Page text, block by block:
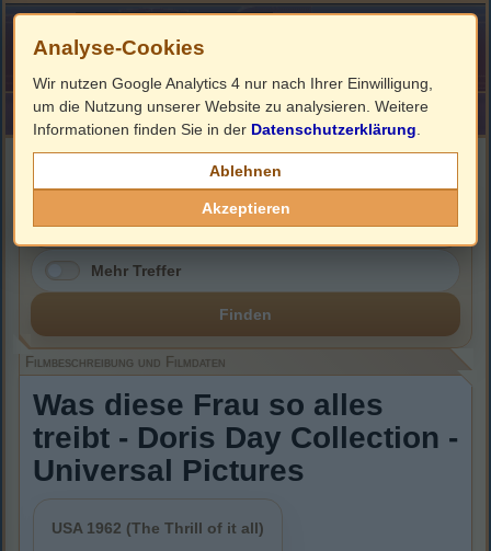
HOME ImpressumLinks
Filmbeschreibung, Cover & DVD Infos
Mehr Treffer
Finden
Filmbeschreibung und Filmdaten
Was diese Frau so alles
treibt - Doris Day Collection -
Universal Pictures
USA 1962 (The Thrill of it all)
Analyse-Cookies
Wir nutzen Google Analytics 4 nur nach Ihrer Einwilligung,
um die Nutzung unserer Website zu analysieren. Weitere
Informationen finden Sie in der Datenschutzerklärung
Ablehnen
Akzeptieren